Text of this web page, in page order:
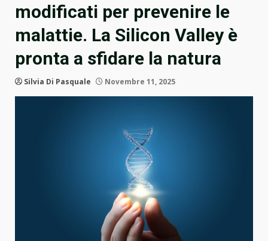
modificati per prevenire le
malattie. La Silicon Valley è
pronta a sfidare la natura
Silvia Di Pasquale Novembre 11, 2025